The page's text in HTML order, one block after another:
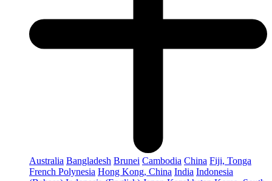
Australia Bangladesh Brunei Cambodia China Fiji, Tonga
French Polynesia Hong Kong, China India Indonesia